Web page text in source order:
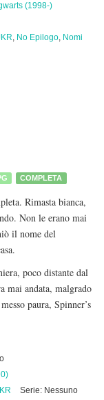
(1998-)
, No Epilogo, Nomi
COMPLETA
Rimasta bianca,
Non le erano mai
il nome del
poco distante dal
mai andata, malgrado
paura, Spinner’s
Serie: Nessuno